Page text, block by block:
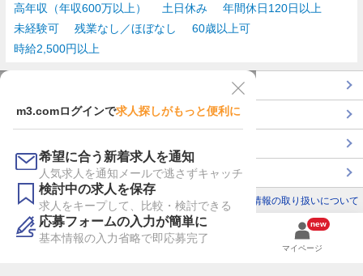
高年収（年収600万以上）
土日休み
年間休日120日以上
未経験可
残業なし／ほぼなし
60歳以上可
時給2,500円以上
new
マイページ
m3.comログインで求人探しがもっと便利に
希望に合う新着求人を通知
人気求人を通知メールで逃さずキャッチ
検討中の求人を保存
求人をキープして、比較・検討できる
応募フォームの入力が簡単に
基本情報の入力省略で即応募完了
最近チェックした求人一覧
コンサルタントに転職相談
利用規約 個人情報の取り扱いについて